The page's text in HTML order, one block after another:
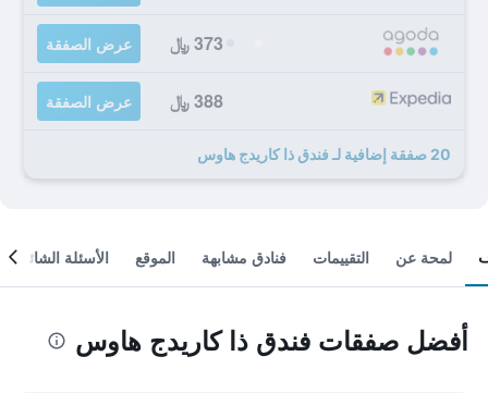
373 ﷼ عرض الصفقة
388 ﷼ عرض الصفقة
20 صفقة إضافية لـ فندق ذا كاريدج هاوس
لمحة عن التقييمات فنادق مشابهة الموقع الأسئلة الشائعة
أفضل صفقات فندق ذا كاريدج هاوس